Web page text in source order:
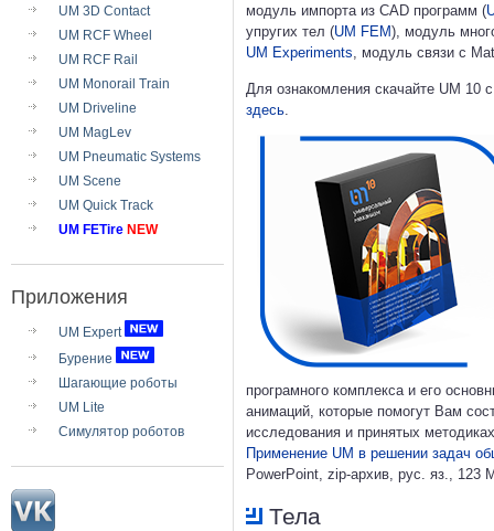
UM 3D Contact
UM RCF Wheel
UM RCF Rail
UM Monorail Train
UM Driveline
UM MagLev
UM Pneumatic Systems
UM Scene
UM Quick Track
UM FETire NEW
Приложения
UM Expert
Бурение
Шагающие роботы
UM Lite
Симулятор роботов
модуль импорта из CAD программ (
упругих тел (UM FEM), модуль
UM Experiments, модуль связи с
Для ознакомления скачайте UM 10
здесь
програмного комплекса и его
анимаций, которые помогут Вам
исследования и принятых
Применение UM в решении задач
PowerPoint, zip-архив, рус. яз., 123
Тела